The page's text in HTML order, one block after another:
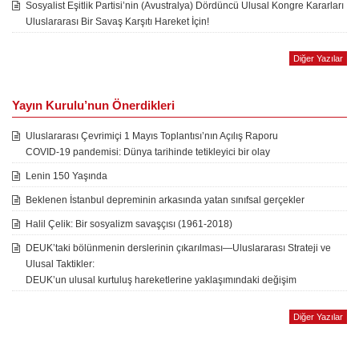
Sosyalist Eşitlik Partisi’nin (Avustralya) Dördüncü Ulusal Kongre Kararları
Uluslararası Bir Savaş Karşıtı Hareket İçin!
Diğer Yazılar
Yayın Kurulu’nun Önerdikleri
Uluslararası Çevrimiçi 1 Mayıs Toplantısı’nın Açılış Raporu
COVID-19 pandemisi: Dünya tarihinde tetikleyici bir olay
Lenin 150 Yaşında
Beklenen İstanbul depreminin arkasında yatan sınıfsal gerçekler
Halil Çelik: Bir sosyalizm savaşçısı (1961-2018)
DEUK’taki bölünmenin derslerinin çıkarılması—Uluslararası Strateji ve
Ulusal Taktikler:
DEUK’un ulusal kurtuluş hareketlerine yaklaşımındaki değişim
Diğer Yazılar